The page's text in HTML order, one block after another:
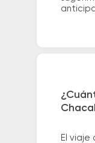
El